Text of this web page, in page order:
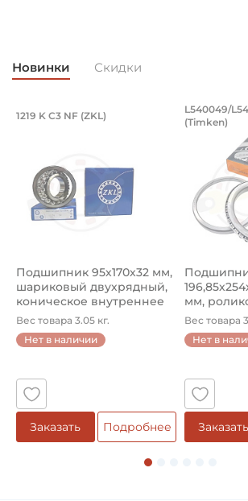
Новинки Скидки
Подшипник 95х170х32
Подшипник 95х170х32 мм,
1219 K C3 NF (ZKL)
Подшипник 95х170х32 мм,
шариковый двухрядный,
коническое внутреннее
кол...
Вес товара 3.05 кг.
Нет в наличии
Заказать Подробнее
L540049/
(Timken)
мм,
...
Вес товара
Нет в
Заказать